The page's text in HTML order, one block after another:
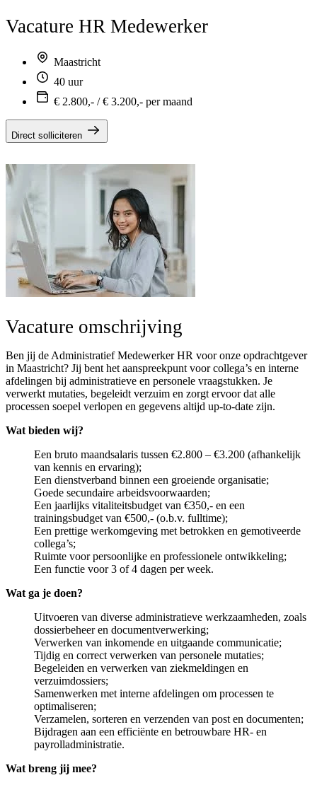
Vacature HR Medewerker
Maastricht
40 uur
€ 2.800,- / € 3.200,- per maand
Direct solliciteren
Vacature omschrijving
Ben jij de Administratief Medewerker HR voor onze opdrachtgever
in Maastricht? Jij bent het aanspreekpunt voor collega’s en interne
afdelingen bij administratieve en personele vraagstukken. Je
verwerkt mutaties, begeleidt verzuim en zorgt ervoor dat alle
processen soepel verlopen en gegevens altijd up-to-date zijn.
Wat bieden wij?
Een bruto maandsalaris tussen €2.800 – €3.200 (afhankelijk
van kennis en ervaring);
Een dienstverband binnen een groeiende organisatie;
Goede secundaire arbeidsvoorwaarden;
Een jaarlijks vitaliteitsbudget van €350,- en een
trainingsbudget van €500,- (o.b.v. fulltime);
Een prettige werkomgeving met betrokken en gemotiveerde
collega’s;
Ruimte voor persoonlijke en professionele ontwikkeling;
Een functie voor 3 of 4 dagen per week.
Wat ga je doen?
Uitvoeren van diverse administratieve werkzaamheden, zoals
dossierbeheer en documentverwerking;
Verwerken van inkomende en uitgaande communicatie;
Tijdig en correct verwerken van personele mutaties;
Begeleiden en verwerken van ziekmeldingen en
verzuimdossiers;
Samenwerken met interne afdelingen om processen te
optimaliseren;
Verzamelen, sorteren en verzenden van post en documenten;
Bijdragen aan een efficiënte en betrouwbare HR- en
payrolladministratie.
Wat breng jij mee?